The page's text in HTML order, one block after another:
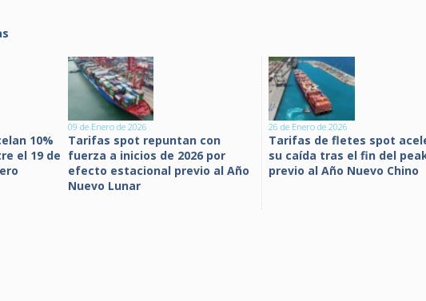
10%
el 19 de
09 de Enero de 2026
Tarifas spot repuntan con
fuerza a inicios de 2026 por
efecto estacional previo al Año
Nuevo Lunar
26 de Enero de 2026
Tarifas de fletes spot
su caída tras el fin del
previo al Año Nuevo Chino